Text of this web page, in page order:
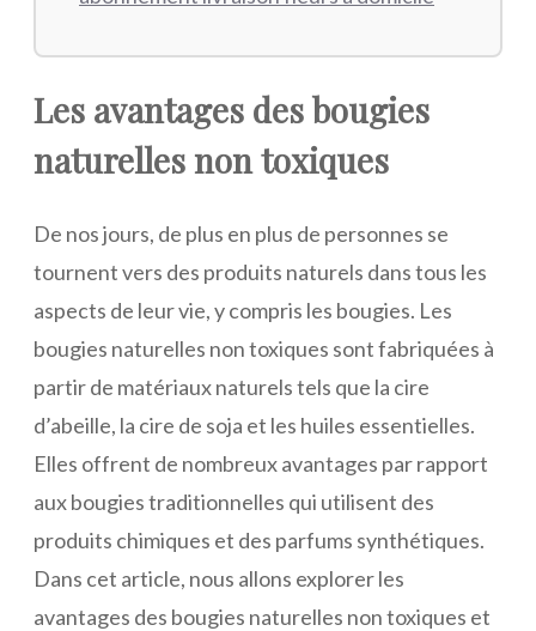
Les avantages des bougies
naturelles non toxiques
De nos jours, de plus en plus de personnes se
tournent vers des produits naturels dans tous les
aspects de leur vie, y compris les bougies. Les
bougies naturelles non toxiques sont fabriquées à
partir de matériaux naturels tels que la cire
d’abeille, la cire de soja et les huiles essentielles.
Elles offrent de nombreux avantages par rapport
aux bougies traditionnelles qui utilisent des
produits chimiques et des parfums synthétiques.
Dans cet article, nous allons explorer les
avantages des bougies naturelles non toxiques et